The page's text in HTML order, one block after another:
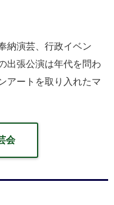
納演芸、行政イベン
出張公演は年代を問わ
アートを取り入れたマ
会